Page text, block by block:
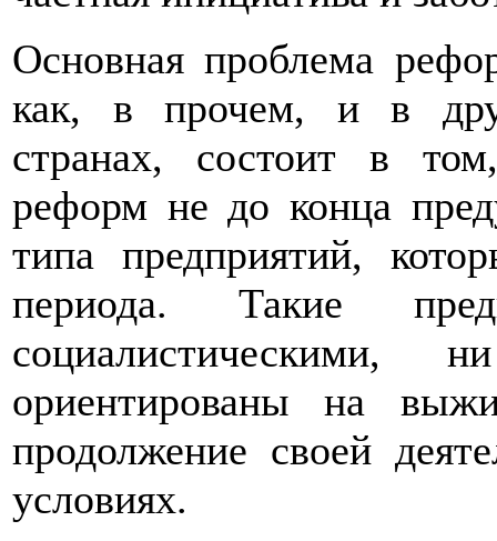
Основная проблема
как, в прочем, и в
странах, состоит в
реформ не до конца
типа предприятий,
периода. Такие
ориентированы на
продолжение своей
условиях.